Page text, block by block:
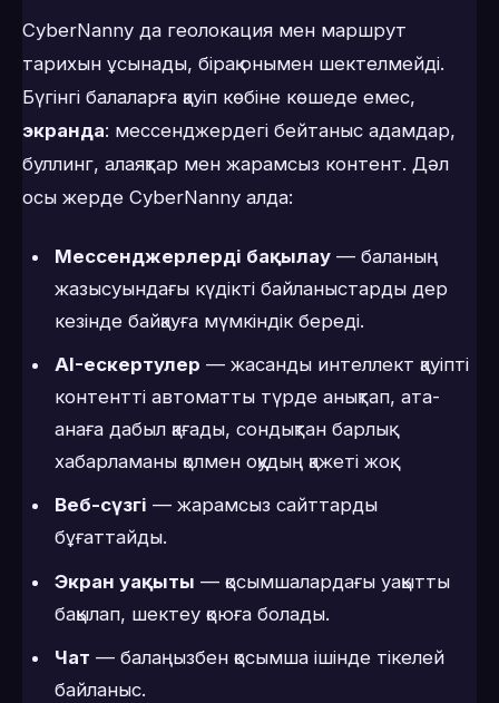
CyberNanny да геолокация мен маршрут
тарихын ұсынады, бірақ онымен шектелмейді.
Бүгінгі балаларға қауіп көбіне көшеде емес,
экранда: мессенджердегі бейтаныс адамдар,
буллинг, алаяқтар мен жарамсыз контент. Дәл
осы жерде CyberNanny алда:
Мессенджерлерді бақылау— баланың
жазысуындағы күдікті байланыстарды дер
кезінде байқауға мүмкіндік береді.
AI-ескертулер — жасанды интеллект қауіпті
контентті автоматты түрде анықтап, ата-
анаға дабыл қағады, сондықтан барлық
хабарламаны қолмен оқудың қажеті жоқ.
Веб-сүзгі — жарамсыз сайттарды
бұғаттайды.
Экран уақыты — қосымшалардағы уақытты
бақылап, шектеу қоюға болады.
Чат — балаңызбен қосымша ішінде тікелей
байланыс.